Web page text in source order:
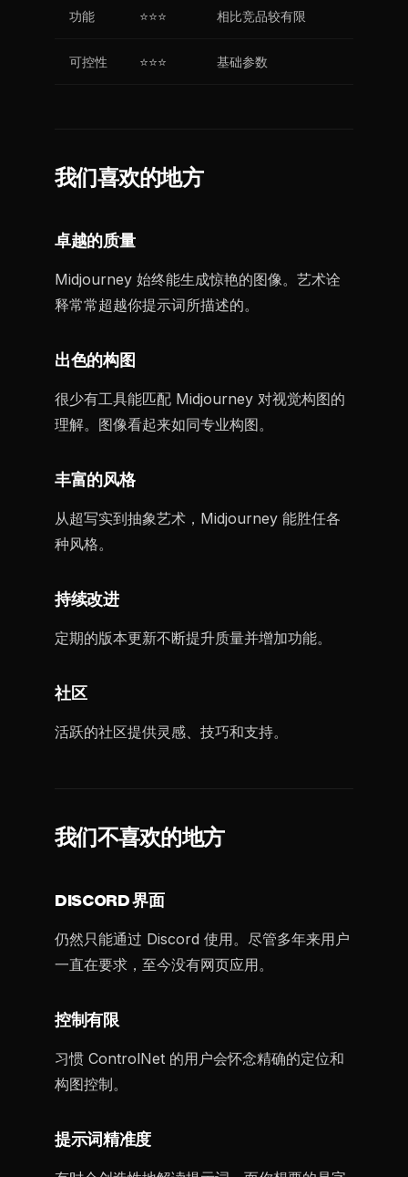
功能 ⭐⭐⭐ 相比竞品较有限
可控性 ⭐⭐⭐ 基础参数
我们喜欢的地方
卓越的质量
Midjourney 始终能生成惊艳的图像。艺术诠
释常常超越你提示词所描述的。
出色的构图
很少有工具能匹配 Midjourney 对视觉构图的
理解。图像看起来如同专业构图。
丰富的风格
从超写实到抽象艺术，Midjourney 能胜任各
种风格。
持续改进
定期的版本更新不断提升质量并增加功能。
社区
活跃的社区提供灵感、技巧和支持。
我们不喜欢的地方
DISCORD 界面
仍然只能通过 Discord 使用。尽管多年来用户
一直在要求，至今没有网页应用。
控制有限
习惯 ControlNet 的用户会怀念精确的定位和
构图控制。
提示词精准度